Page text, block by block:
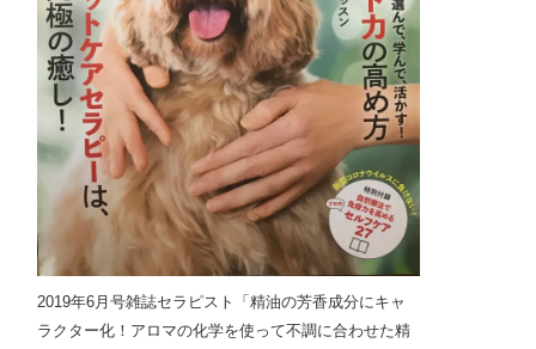
2019年6月号雑誌セラピスト「精油の芳香成分にキャ
ラクター化！アロマの化学を使って不調に合わせた精